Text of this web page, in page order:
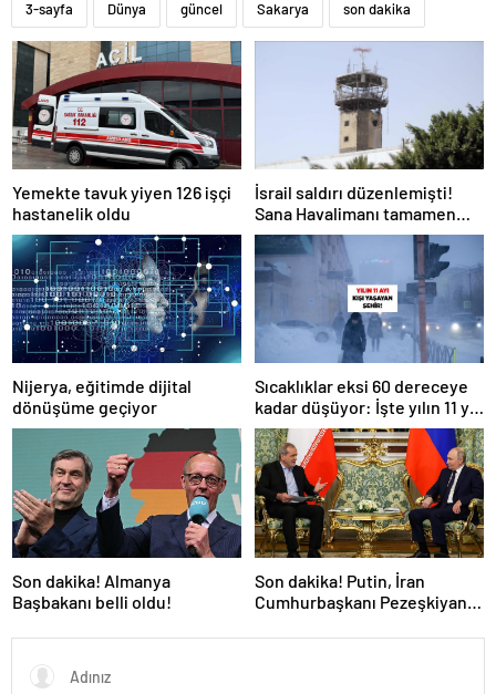
3-sayfa Dünya güncel Sakarya son dakika
Yemekte tavuk yiyen 126 işçi
hastanelik oldu
İsrail saldırı düzenlemişti!
Sana Havalimanı tamamen
hizmet dışı kaldı
Nijerya, eğitimde dijital
dönüşüme geçiyor
Sıcaklıklar eksi 60 dereceye
kadar düşüyor: İşte yılın 11 yılı
kışı yaşayan şehir!
Son dakika! Almanya
Başbakanı belli oldu!
Son dakika! Putin, İran
Cumhurbaşkanı Pezeşkiyan